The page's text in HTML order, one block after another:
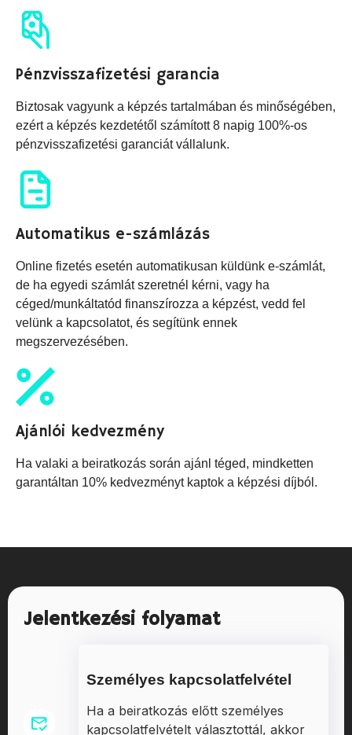
Pénzvisszafizetési garancia
Biztosak vagyunk a képzés tartalmában és minőségében,
ezért a képzés kezdetétől számított 8 napig 100%-os
pénzvisszafizetési garanciát vállalunk.
Automatikus e-számlázás
Online fizetés esetén automatikusan küldünk e-számlát,
de ha egyedi számlát szeretnél kérni, vagy ha
céged/munkáltatód finanszírozza a képzést, vedd fel
velünk a kapcsolatot, és segítünk ennek
megszervezésében.
Ajánlói kedvezmény
Ha valaki a beiratkozás során ajánl téged, mindketten
garantáltan 10% kedvezményt kaptok a képzési díjból.
Jelentkezési folyamat
Személyes kapcsolatfelvétel
Ha a beiratkozás előtt személyes
kapcsolatfelvételt választottál, akkor